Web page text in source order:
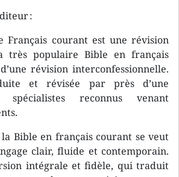
:
Français courant est une révision
très populaire Bible en français
révision interconfessionnelle.
et révisée par près d’une
spécialistes reconnus venant
Bible en français courant se veut
clair, fluide et contemporain.
intégrale et fidèle, qui traduit